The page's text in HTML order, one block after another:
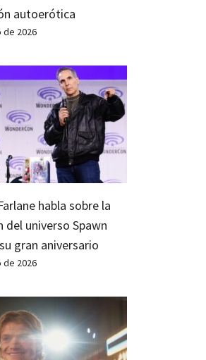
autoerótica
2026
habla sobre la
del universo Spawn
gran aniversario
2026